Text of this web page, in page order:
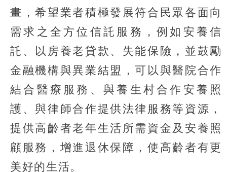
畫，希望業者積極發展符合民眾各面向
需求之全方位信託服務，例如安養信
託、以房養老貸款、失能保險，並鼓勵
金融機構與異業結盟，可以與醫院合作
結合醫療服務、與養生村合作安養照
護、與律師合作提供法律服務等資源，
提供高齡者老年生活所需資金及安養照
顧服務，增進退休保障，使高齡者有更
美好的生活。